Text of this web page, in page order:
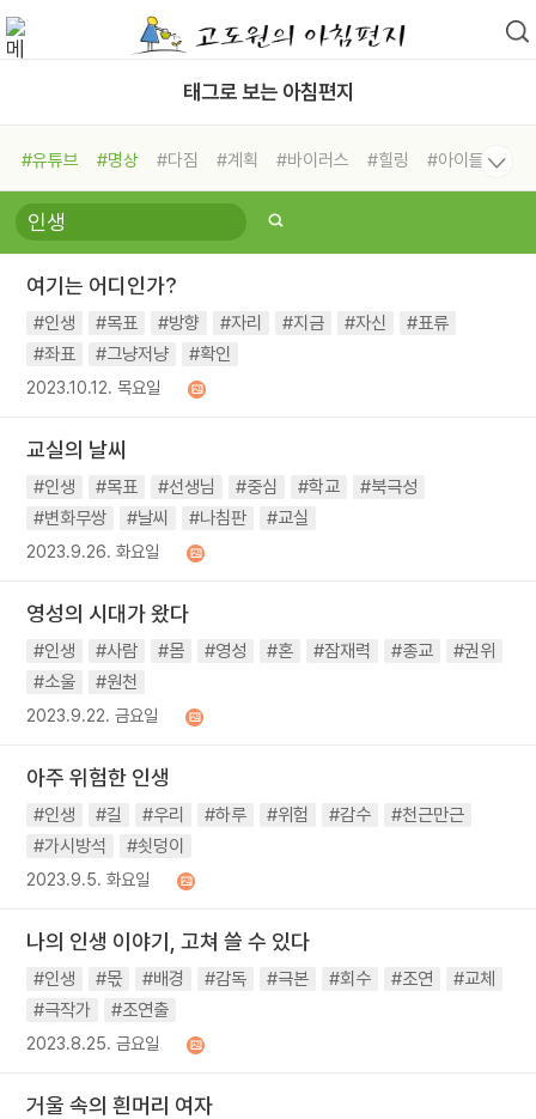
태그로 보는 아침편지
#유튜브 #명상 #다짐 #계획 #바이러스 #힐링
#아이들
#비전캠프
#독서캠프 #삶
#희망
#나눔 #친구 #링컨학교
#독서
#건강 #면역력
여기는 어디인가?
#인생 #목표 #방향 #자리 #지금 #자신
#표류
#좌표
#그냥저냥 #확인
2023.10.12. 목요일
교실의 날씨
#인생 #목표 #선생님 #중심 #학교
#북극성
#변화무쌍
#날씨 #나침판 #교실
2023.9.26. 화요일
영성의 시대가 왔다
#인생 #사람 #몸 #영성 #혼 #잠재력 #종교
#권위
#소울
#원천
2023.9.22. 금요일
아주 위험한 인생
#인생 #길 #우리 #하루 #위험 #감수
#천근만근
#가시방석
#쇳덩이
2023.9.5. 화요일
나의 인생 이야기, 고쳐 쓸 수 있다
#인생 #몫 #배경 #감독 #극본 #회수 #조연
#교체
#극작가
#조연출
2023.8.25. 금요일
거울 속의 흰머리 여자